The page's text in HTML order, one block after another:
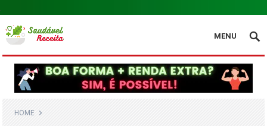
.
MENU
HOME